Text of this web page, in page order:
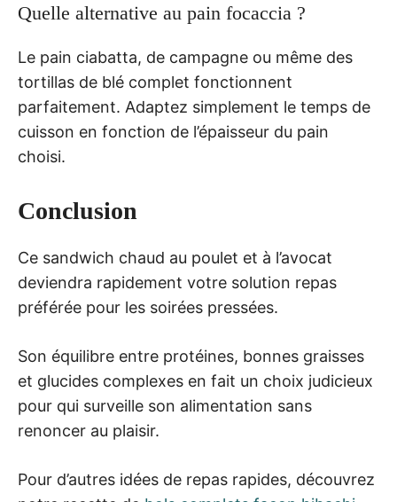
Quelle alternative au pain focaccia ?
Le pain ciabatta, de campagne ou même des
tortillas de blé complet fonctionnent
parfaitement. Adaptez simplement le temps de
cuisson en fonction de l’épaisseur du pain
choisi.
Conclusion
Ce sandwich chaud au poulet et à l’avocat
deviendra rapidement votre solution repas
préférée pour les soirées pressées.
Son équilibre entre protéines, bonnes graisses
et glucides complexes en fait un choix judicieux
pour qui surveille son alimentation sans
renoncer au plaisir.
Pour d’autres idées de repas rapides, découvrez